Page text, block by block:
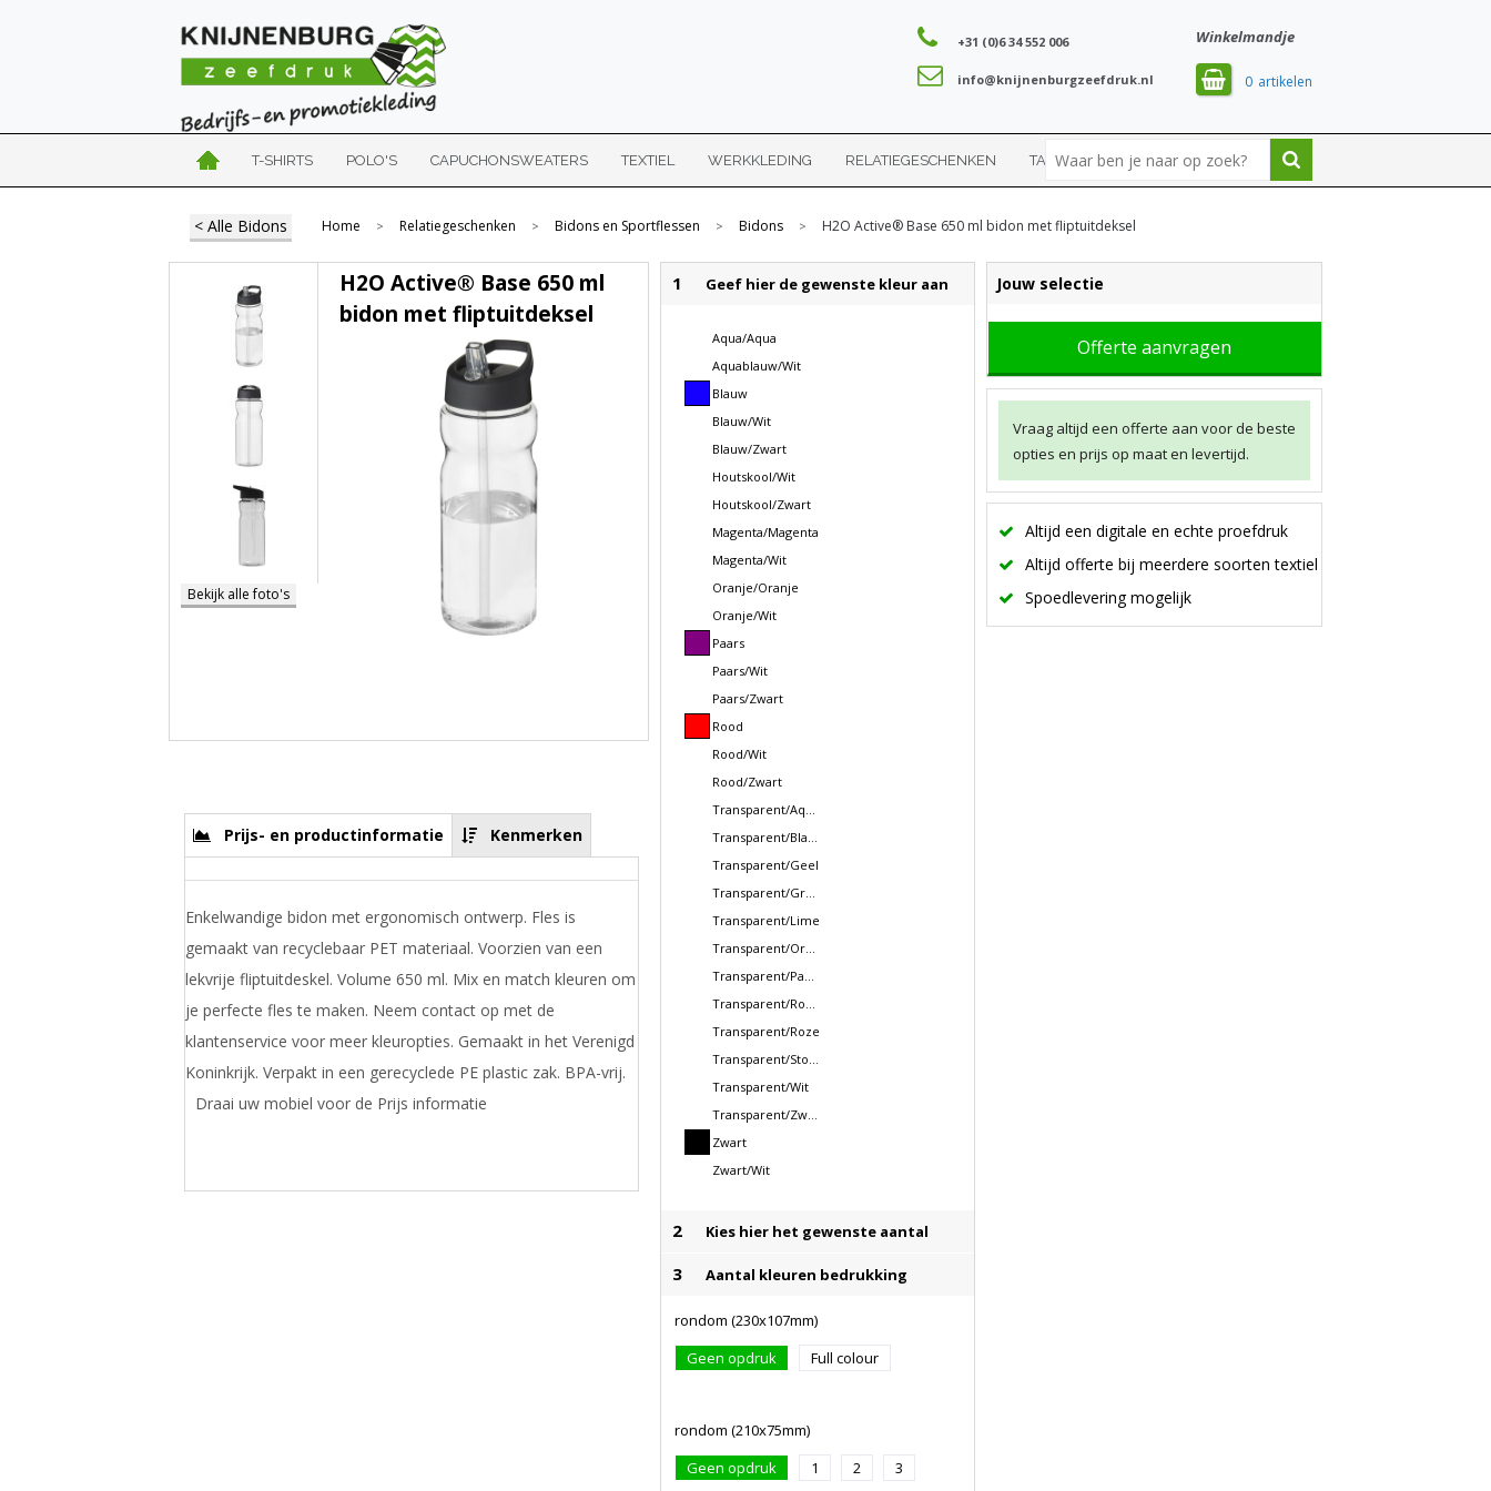
Winkelmandje
0
+31 (0)6 34 552 006
info@knijnenburgzeefdruk.nl
T-SHIRTS POLO'S CAPUCHONSWEATERS TEXTIEL WERKKLEDING RELATIEGESCHENKEN TASSEN SPORT
< Alle Bidons Home > Relatiegeschenken > Bidons en Sportflessen > Bidons > H2O Active® Base 650 ml bidon met fliptuitdeksel
1 Geef hier de gewenste kleur aan
Aqua/Aqua
Aquablauw/Wit
Blauw
Blauw/Wit
Blauw/Zwart
Houtskool/Wit
Houtskool/Zwart
Magenta/Magenta
Magenta/Wit
Oranje/Oranje
Oranje/Wit
Paars
Paars/Wit
Paars/Zwart
Rood
Rood/Wit
Rood/Zwart
Transparent/Aquablauw
Transparent/Blauw
Transparent/Geel
Transparent/Groen
Transparent/Lime
Transparent/Oranje
Transparent/Paars
Transparent/Rood
Transparent/Roze
Transparent/Stormgrijs
Transparent/Wit
Transparent/Zwart
Zwart
Zwart/Wit
2 Kies hier het gewenste aantal
3 Aantal kleuren bedrukking
rondom (230x107mm)
Geen opdruk
Full colour
rondom (210x75mm)
Geen opdruk
1 2 3
Jouw selectie
Offerte aanvragen
Vraag altijd een offerte aan voor de beste
opties en prijs op maat en levertijd.
Altijd een digitale en echte proefdruk
Altijd offerte bij meerdere soorten textiel
Spoedlevering mogelijk
Bekijk alle foto's
H2O Active® Base 650 ml
bidon met fliptuitdeksel
Prijs- en productinformatie Kenmerken
Enkelwandige bidon met ergonomisch ontwerp. Fles is
gemaakt van recyclebaar PET materiaal. Voorzien van een
lekvrije fliptuitdeskel. Volume 650 ml. Mix en match kleuren om
je perfecte fles te maken. Neem contact op met de
klantenservice voor meer kleuropties. Gemaakt in het Verenigd
Koninkrijk. Verpakt in een gerecyclede PE plastic zak. BPA-vrij.
Draai uw mobiel voor de Prijs informatie